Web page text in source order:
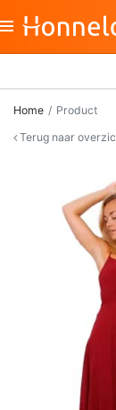
Home
Product
Terug naar